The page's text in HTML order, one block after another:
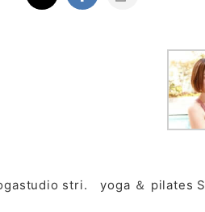
stri. yoga ＆ pilates S